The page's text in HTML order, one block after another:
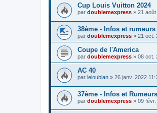
Cup Louis Vuitton 2024
par doublemexpress » 21
38ème - Infos et rumeurs
par doublemexpress » 21 oct.
Coupe de l'America
par doublemexpress » 08 oct.
AC 40
par leloublan » 26 janv. 2022
37ème - Infos et Rumeurs
par doublemexpress » 09